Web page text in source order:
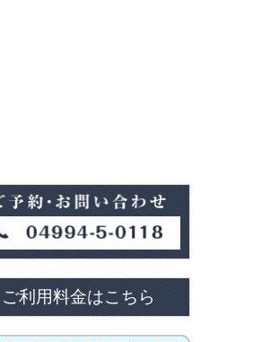
ご利用料金はこちら